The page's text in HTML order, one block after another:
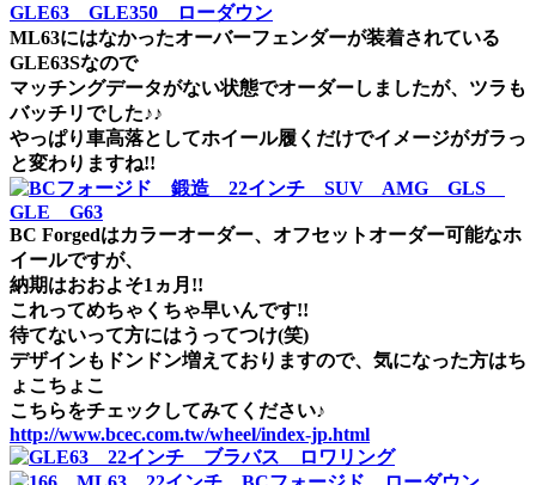
ML63にはなかったオーバーフェンダーが装着されている
GLE63Sなので
マッチングデータがない状態でオーダーしましたが、ツラも
バッチリでした♪♪
やっぱり車高落としてホイール履くだけでイメージがガラっ
と変わりますね!!
BC Forgedはカラーオーダー、オフセットオーダー可能なホ
イールですが、
納期はおおよそ1ヵ月!!
これってめちゃくちゃ早いんです!!
待てないって方にはうってつけ(笑)
デザインもドンドン増えておりますので、気になった方はち
ょこちょこ
こちらをチェックしてみてください♪
http://www.bcec.com.tw/wheel/index-jp.html